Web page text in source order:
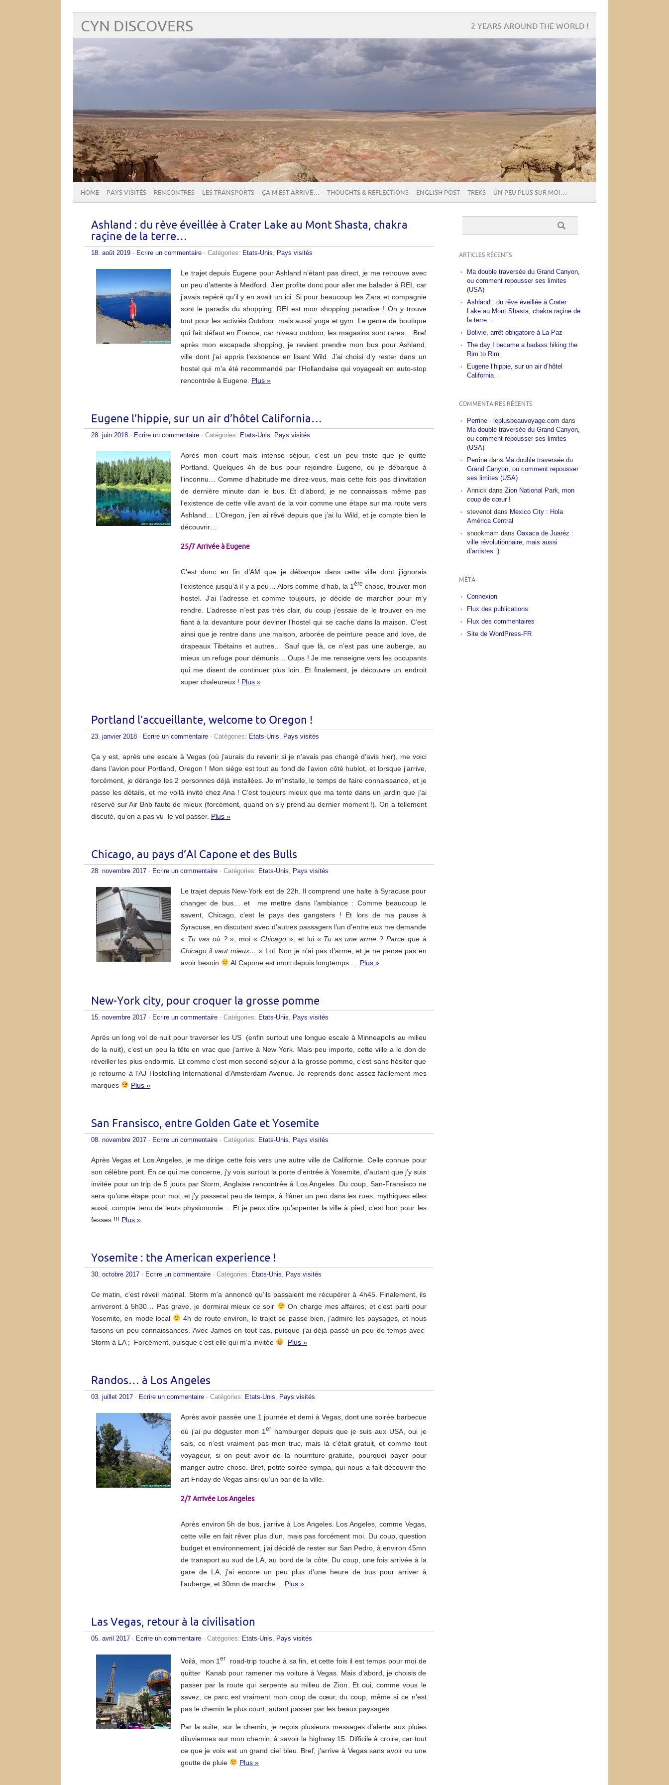
CYN DISCOVERS 2 YEARS AROUND THE WORLD !
HOME PAYS VISITÉS RENCONTRES LES TRANSPORTS ÇA M’EST ARRIVÉ… THOUGHTS & REFLECTIONS ENGLISH POST TREKS UN PEU PLUS SUR MOI…
Ashland : du rêve éveillée à Crater Lake au Mont Shasta, chakra
raçine de la terre…
18. août 2019 · Ecrire un commentaire · Catégories: Etats-Unis Pays visités
Le trajet depuis Eugene pour Ashland n’étant pas direct, je me retrouve avec
un peu d’attente à Medford. J’en profite donc pour aller me balader à REI, car
j’avais repéré qu’il y en avait un ici. Si pour beaucoup les Zara et compagnie
sont le paradis du shopping, REI est mon shopping paradise ! On y trouve
tout pour les activiés Outdoor, mais aussi yoga et gym. Le genre de boutique
qui fait défaut en France, car niveau outdoor, les magasins sont rares… Bref
après mon escapade shopping, je revient prendre mon bus pour Ashland,
ville dont j’ai appris l’existence en lisant Wild. J’ai choisi d’y rester dans un
hostel qui m’a été recommandé par l’Hollandaise qui voyageait en auto-stop
rencontrée à Eugene. Plus »
Eugene l’hippie, sur un air d’hôtel California…
28. juin 2018 · Ecrire un commentaire · Catégories: Etats-Unis Pays visités
Après mon court mais intense séjour, c’est un peu triste que je quitte
Portland. Quelques 4h de bus pour rejoindre Eugene, où je débarque à
l’inconnu… Comme d’habitude me direz-vous, mais cette fois pas d’invitation
de dernière minute dan le bus. Et d’abord, je ne connaissais même pas
l’existence de cette ville avant de la voir comme une étape sur ma route vers
Ashland… L’Oregon, j’en ai rêvé depuis que j’ai lu Wild, et je compte bien le
découvrir…
25/7 Arrivée à Eugene
C’est donc en fin d’AM que je débarque dans cette ville dont j’ignorais
l’existence jusqu’à il y a peu… Alors comme d’hab, la 1 ère chose, trouver mon
hostel. J’ai l’adresse et comme toujours, je décide de marcher pour m’y
rendre. L’adresse n’est pas très clair, du coup j’essaie de le trouver en me
fiant à la devanture pour deviner l’hostel qui se cache dans la maison. C’est
ainsi que je rentre dans une maison, arborée de peinture peace and love, de
drapeaux Tibétains et autres… Sauf que là, ce n’est pas une auberge, au
mieux un refuge pour démunis… Oups ! Je me renseigne vers les occupants
qui me disent de continuer plus loin. Et finalement, je découvre un endroit
super chaleureux ! Plus »
Portland l’accueillante, welcome to Oregon !
23. janvier 2018 · Ecrire un commentaire · Catégories: Etats-Unis Pays visités
Ça y est, après une escale à Vegas (où j’aurais du revenir si je n’avais pas changé d’avis hier), me voici
dans l’avion pour Portland, Oregon ! Mon siège est tout au fond de l’avion côté hublot, et lorsque j’arrive,
forcément, je dérange les 2 personnes déjà installées. Je m’installe, le temps de faire connaissance, et je
passe les détails, et me voilà invité chez Ana ! C’est toujours mieux que ma tente dans un jardin que j’ai
réservé sur Air Bnb faute de mieux (forcément, quand on s’y prend au dernier moment !). On a tellement
discuté, qu’on a pas vu le vol passer. Plus »
Chicago, au pays d’Al Capone et des Bulls
28. novembre 2017 · Ecrire un commentaire · Catégories: Etats-Unis Pays visités
Le trajet depuis New-York est de 22h. Il comprend une halte à Syracuse pour
changer de bus… et me mettre dans l’ambiance : Comme beaucoup le
savent, Chicago, c’est le pays des gangsters ! Et lors de ma pause à
Syracuse, en discutant avec d’autres passagers l’un d’entre eux me demande
« Tu vas où ?», moi « Chicago », et lui « Tu as une arme ? Parce que à
Chicago il vaut mieux… » Lol. Non je n’ai pas d’arme, et je ne pense pas en
avoir besoin
Al Capone est mort depuis longtemps…. Plus »
New-York city, pour croquer la grosse pomme
15. novembre 2017 · Ecrire un commentaire · Catégories: Etats-Unis Pays visités
Après un long vol de nuit pour traverser les US (enfin surtout une longue escale à Minneapolis au milieu
de la nuit), c’est un peu la tête en vrac que j’arrive à New York. Mais peu importe, cette ville a le don de
réveiller les plus endormis. Et comme c’est mon second séjour à la grosse pomme, c’est sans hésiter que
je retourne à l’AJ Hostelling International d’Amsterdam Avenue. Je reprends donc assez facilement mes
marques
Plus »
San Fransisco, entre Golden Gate et Yosemite
08. novembre 2017 · Ecrire un commentaire · Catégories: Etats-Unis Pays visités
Après Vegas et Los Angeles, je me dirige cette fois vers une autre ville de Californie. Celle connue pour
son célèbre pont. En ce qui me concerne, j’y vois surtout la porte d’entrée à Yosemite, d’autant que j’y suis
invitée pour un trip de 5 jours par Storm, Anglaise rencontrée à Los Angeles. Du coup, San-Fransisco ne
sera qu’une étape pour moi, et j’y passerai peu de temps, à flâner un peu dans les rues, mythiques elles
aussi, compte tenu de leurs physionomie… Et je peux dire qu’arpenter la ville à pied, c’est bon pour les
fesses !!! Plus »
Yosemite : the American experience !
30. octobre 2017 · Ecrire un commentaire · Catégories: Etats-Unis Pays visités
Ce matin, c’est réveil matinal. Storm m’a annoncé qu’ils passaient me récupérer à 4h45. Finalement, ils
arriveront à 5h30… Pas grave, je dormirai mieux ce soir
On charge mes affaires, et c’est parti pour
Yosemite, en mode local
4h de route environ, le trajet se passe bien, j’admire les paysages, et nous
faisons un peu connaissances. Avec James en tout cas, puisque j’ai déjà passé un peu de temps avec
Storm à LA ; Forcément, puisque c’est elle qui m’a invitée
Plus »
Randos… à Los Angeles
03. juillet 2017 · Ecrire un commentaire · Catégories: Etats-Unis Pays visités
Après avoir passée une 1 journée et demi à Vegas, dont une soirée barbecue
où j’ai pu déguster mon 1er hamburger depuis que je suis aux USA, oui je
sais, ce n’est vraiment pas mon truc, mais là c’était gratuit, et comme tout
voyageur, si on peut avoir de la nourriture gratuite, pourquoi payer pour
manger autre chose. Bref, petite soirée sympa, qui nous a fait découvrir the
art Friday de Vegas ainsi qu’un bar de la ville.
2/7 Arrivée Los Angeles
Après environ 5h de bus, j’arrive à Los Angeles. Los Angeles, comme Vegas,
cette ville en fait rêver plus d’un, mais pas forcément moi. Du coup, question
budget et environnement, j’ai décidé de rester sur San Pedro, à environ 45mn
de transport au sud de LA, au bord de la côte. Du coup, une fois arrivée à la
gare de LA, j’ai encore un peu plus d’une heure de bus pour arriver à
l’auberge, et 30mn de marche… Plus »
Las Vegas, retour à la civilisation
05. avril 2017 · Ecrire un commentaire · Catégories: Etats-Unis, Pays visités
Voilà, mon 1 er
road-trip touche à sa fin, et cette fois il est temps pour moi de
quitter Kanab pour ramener ma voiture à Vegas. Mais d’abord, je choisis de
passer par la route qui serpente au milieu de Zion. Et oui, comme vous le
savez, ce parc est vraiment mon coup de cœur, du coup, même si ce n’est
pas le chemin le plus court, autant passer par les beaux paysages.
Par la suite, sur le chemin, je reçois plusieurs messages d’alerte aux pluies
diluviennes sur mon chemin, à savoir la highway 15. Difficile à croire, car tout
ce que je vois est un grand ciel bleu. Bref, j’arrive à Vegas sans avoir vu une
goutte de pluie
Plus »
ARTICLES RÉCENTS
Ma double traversée du Grand Canyon,
ou comment repousser ses limites
(USA)
Ashland : du rêve éveillée à Crater
Lake au Mont Shasta, chakra raçine de
la terre…
Bolivie, arrêt obligatoire à La Paz
The day I became a badass hiking the
Rim to Rim
Eugene l’hippie, sur un air d’hôtel
California…
COMMENTAIRES RÉCENTS
Perrine - leplusbeauvoyage.com dans
Ma double traversée du Grand Canyon,
ou comment repousser ses limites
(USA)
Perrinedans Ma double traversée du
Grand Canyon, ou comment repousser
ses limites (USA)
Annick dans Zion National Park, mon
coup de cœur !
stevenotdans Mexico City : Hola
América Central
snookmam dans Oaxaca de Juaréz :
ville révolutionnaire, mais aussi
d’artistes :)
MÉTA
Connexion
Flux des publications
Flux des commentaires
Site de WordPress-FR